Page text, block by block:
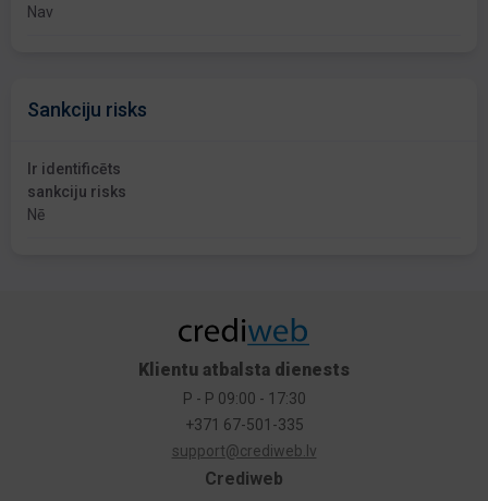
Nav
Sankciju risks
Ir identificēts
sankciju risks
Nē
Crediweb
Klientu atbalsta dienests
P - P 09:00 - 17:30
+371 67-501-335
support@crediweb.lv